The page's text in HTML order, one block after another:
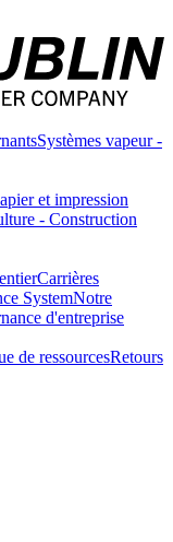
Systèmes vapeur -
et impression
- Construction
Carrières
SystemNotre
d'entreprise
de ressourcesRetours